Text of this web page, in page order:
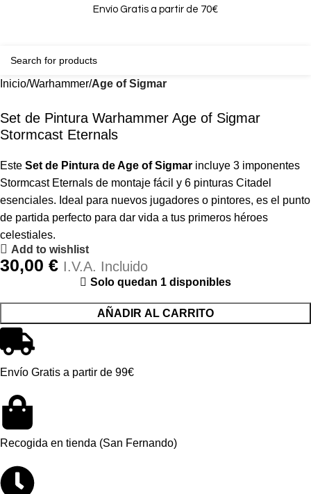
Envío Gratis a partir de 70€
Inicio Warhammer Age of Sigmar
Set de Pintura Warhammer Age of Sigmar
Stormcast Eternals
Este Set de Pintura de Age of Sigmar incluye 3 imponentes
Stormcast Eternals de montaje fácil y 6 pinturas Citadel
esenciales. Ideal para nuevos jugadores o pintores, es el punto
de partida perfecto para dar vida a tus primeros héroes
celestiales.
Add to wishlist
30,00 € I.V.A. Incluido
Solo quedan 1 disponibles
AÑADIR AL CARRITO
Envío Gratis a partir de 99€
Recogida en tienda (San Fernando)